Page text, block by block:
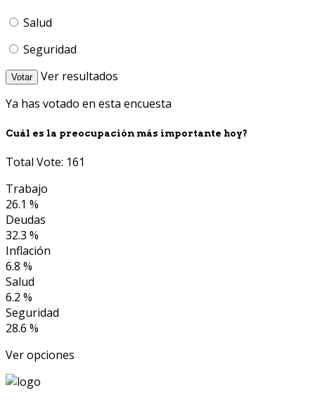
Salud
Seguridad
Votar
Ver resultados
Ya has votado en esta encuesta
Cuál es la preocupación más importante hoy?
Total Vote: 161
Trabajo
26.1 %
Deudas
32.3 %
Inflación
6.8 %
Salud
6.2 %
Seguridad
28.6 %
Ver opciones